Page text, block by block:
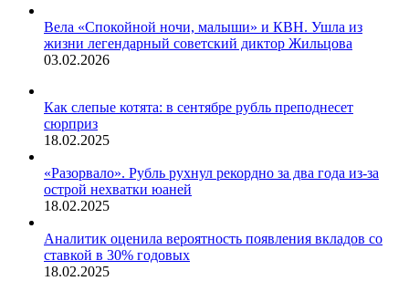
Вела «Спокойной ночи, малыши» и КВН. Ушла из
жизни легендарный советский диктор Жильцова
03.02.2026
Как слепые котята: в сентябре рубль преподнесет
сюрприз
18.02.2025
«Разорвало». Рубль рухнул рекордно за два года из-за
острой нехватки юаней
18.02.2025
Аналитик оценила вероятность появления вкладов со
ставкой в 30% годовых
18.02.2025